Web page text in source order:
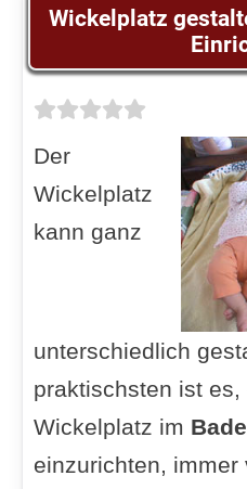
Wickelplatz
Der
Wickelplatz
kann ganz
unterschiedlich
praktischsten ist es,
Wickelplatz im
einzurichten, immer